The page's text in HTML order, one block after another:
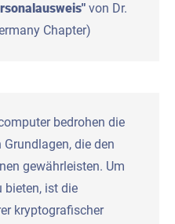
von Dr.
Chapter)
bedrohen die
die den
gewährleisten. Um
bieten, ist die
kryptografischer